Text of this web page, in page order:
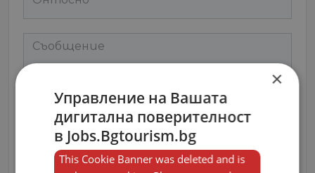
Съгласен съм сTerms and Policy
×
Управление на Вашата
дигитална поверителност
в Jobs.Bgtourism.bg
This Cookie Banner was deleted and is